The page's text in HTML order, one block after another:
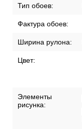
Тип обоев:
Фактура обоев:
Ширина рулона:
Цвет:
Элементы
рисунка: